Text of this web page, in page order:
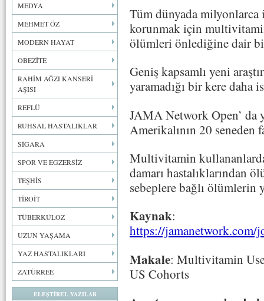
MEDYA
MEHMET ÖZ
MODERN HAYAT
OBEZİTE
RAHİM AĞZI KANSERİ
AŞISI
REFLÜ
RUHSAL HASTALIKLAR
SİGARA
SPOR VE EGZERSİZ
TEŞHİS
TİROİT
TÜBERKÜLOZ
UZUN YAŞAMA
YAZ HASTALIKLARI
ZATÜRREE
ELEŞTİREL YAZILAR
Tüm dünyada milyonlarca
korunmak için
ölümleri önlediğine dair
Geniş kapsamlı yeni
yaramadığı bir kere daha
JAMA Network Open’ da
Amerikalının 20 seneden
Multivitamin
damarı hastalıklarından
sebeplere bağlı
Kaynak:
https://
Makale: Multivitamin
US Cohorts